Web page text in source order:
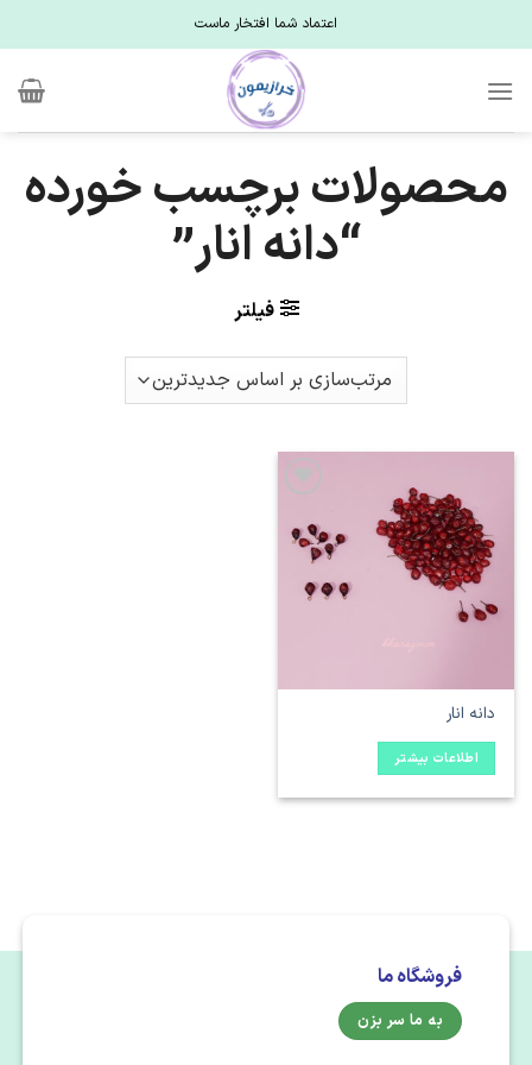
to
اعتماد شما افتخار ماست
محصولات برچسب خورده
“دانه انار”
فیلتر
علاقه
مندی
ها
دانه انار
اطلاعات بیشتر
فروشگاه ما
به ما سر بزن